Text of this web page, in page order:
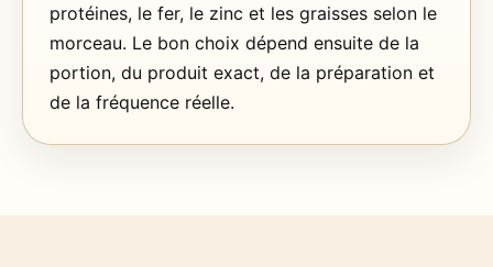
protéines, le fer, le zinc et les graisses selon le
morceau. Le bon choix dépend ensuite de la
portion, du produit exact, de la préparation et
de la fréquence réelle.